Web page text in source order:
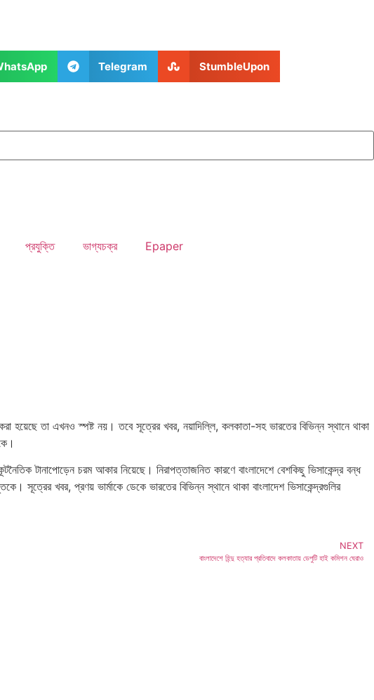
Telegram StumbleUpon
প্রযুক্তি ভাগ্যচক্র Epaper
হয়েছে তা এখনও স্পষ্ট নয়। তবে সূত্রের খবর, নয়াদিল্লি, কলকাতা-সহ ভারতের বিভিন্ন স্থানে থাকা
টানাপোড়েন চরম আকার নিয়েছে। নিরাপত্তাজনিত কারণে বাংলাদেশে বেশকিছু ভিসাকেন্দ্র বন্ধ
সূত্রের খবর, প্রণয় ভার্মাকে ডেকে ভারতের বিভিন্ন স্থানে থাকা বাংলাদেশ ভিসাকেন্দ্রগুলির
NEXT
বাংলাদেশে হিন্দু হত্যার প্রতিবাদে কলকাতায় ডেপুটি হাই কমিশন ঘেরাও